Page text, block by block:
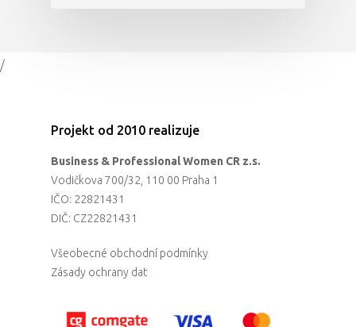
/
Projekt od 2010 realizuje
Business & Professional Women CR z.s.
Vodičkova 700/32, 110 00 Praha 1
IČO: 22821431
DIČ: CZ22821431
Všeobecné obchodní podmínky
Zásady ochrany dat